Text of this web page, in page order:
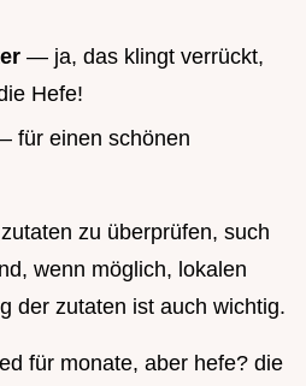
— ja, das klingt verrückt,
Hefe!
für einen schönen
zu überprüfen, such
wenn möglich, lokalen
der zutaten ist auch wichtig.
für monate, aber hefe? die